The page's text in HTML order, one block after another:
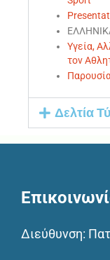
Υγεία,
τον
Δελτία
Διεύθυνση: